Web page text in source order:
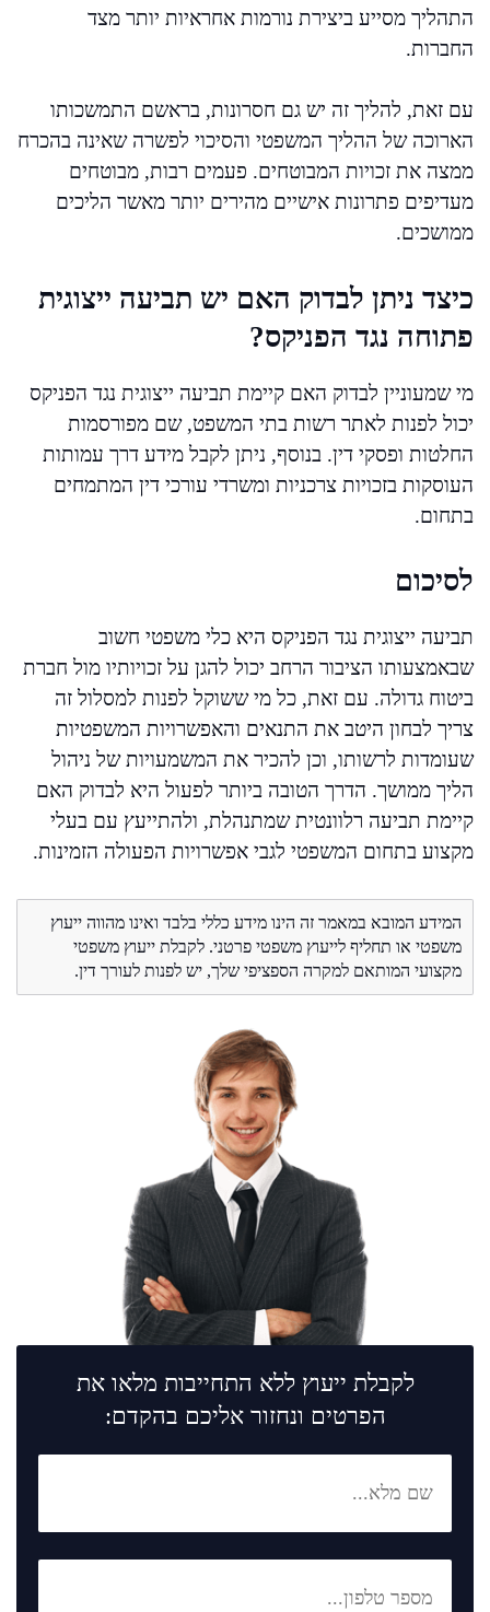
התהליך מסייע ביצירת נורמות אחראיות יותר מצד
החברות.
עם זאת, להליך זה יש גם חסרונות, בראשם התמשכותו
הארוכה של ההליך המשפטי והסיכוי לפשרה שאינה בהכרח
ממצה את זכויות המבוטחים. פעמים רבות, מבוטחים
מעדיפים פתרונות אישיים מהירים יותר מאשר הליכים
ממושכים.
כיצד ניתן לבדוק האם יש תביעה ייצוגית
פתוחה נגד הפניקס?
מי שמעוניין לבדוק האם קיימת תביעה ייצוגית נגד הפניקס
יכול לפנות לאתר רשות בתי המשפט, שם מפורסמות
החלטות ופסקי דין. בנוסף, ניתן לקבל מידע דרך עמותות
העוסקות בזכויות צרכניות ומשרדי עורכי דין המתמחים
בתחום.
לסיכום
תביעה ייצוגית נגד הפניקס היא כלי משפטי חשוב
שבאמצעותו הציבור הרחב יכול להגן על זכויותיו מול חברת
ביטוח גדולה. עם זאת, כל מי ששוקל לפנות למסלול זה
צריך לבחון היטב את התנאים והאפשרויות המשפטיות
שעומדות לרשותו, וכן להכיר את המשמעויות של ניהול
הליך ממושך. הדרך הטובה ביותר לפעול היא לבדוק האם
קיימת תביעה רלוונטית שמתנהלת, ולהתייעץ עם בעלי
מקצוע בתחום המשפטי לגבי אפשרויות הפעולה הזמינות.
המידע המובא במאמר זה הינו מידע כללי בלבד ואינו מהווה ייעוץ
משפטי או תחליף לייעוץ משפטי פרטני. לקבלת ייעוץ משפטי
מקצועי המותאם למקרה הספציפי שלך, יש לפנות לעורך דין.
לקבלת ייעוץ ללא התחייבות מלאו את
הפרטים ונחזור אליכם בהקדם: